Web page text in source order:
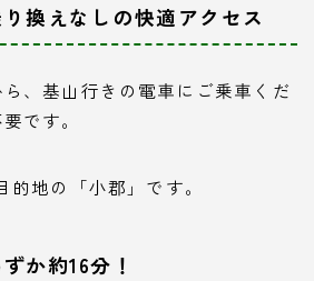
換えなしの快適アクセス
、基山行きの電車にご乗車くだ
です。
地の「小郡」です。
か約16分！